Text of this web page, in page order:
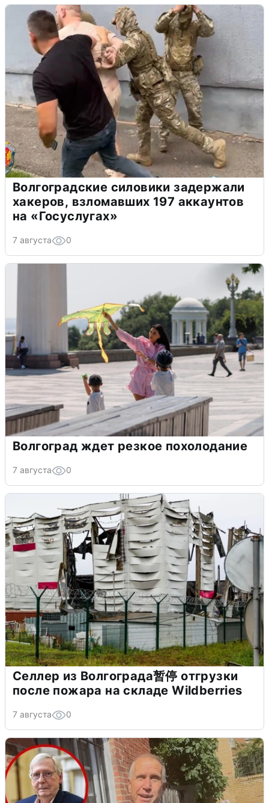
Волгоградские силовики задержали
хакеров, взломавших 197 аккаунтов
на «Госуслугах»
7 августа 0
Волгоград ждет резкое похолодание
7 августа 0
Селлер из Волгограда暂停 отгрузки
после пожара на складе Wildberries
7 августа 0